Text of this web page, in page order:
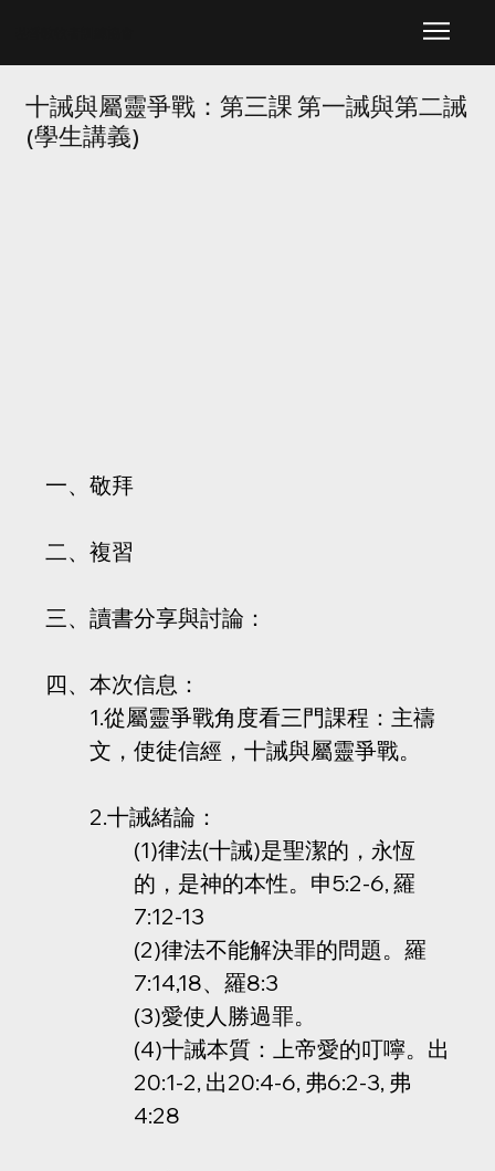
十誡與屬靈爭戰：第三課 第一誡與第二誡
(學生講義)
一、敬拜
二、複習
三、讀書分享與討論：
四、本次信息：
1.從屬靈爭戰角度看三門課程：主禱
文，使徒信經，十誡與屬靈爭戰。
2.十誡緒論：
(1)律法(十誡)是聖潔的，永恆
的，是神的本性。申5:2-6, 羅
7:12-13
(2)律法不能解決罪的問題。羅
7:14,18、羅8:3
(3)愛使人勝過罪。
(4)十誡本質：上帝愛的叮嚀。出
20:1-2, 出20:4-6, 弗6:2-3, 弗
4:28